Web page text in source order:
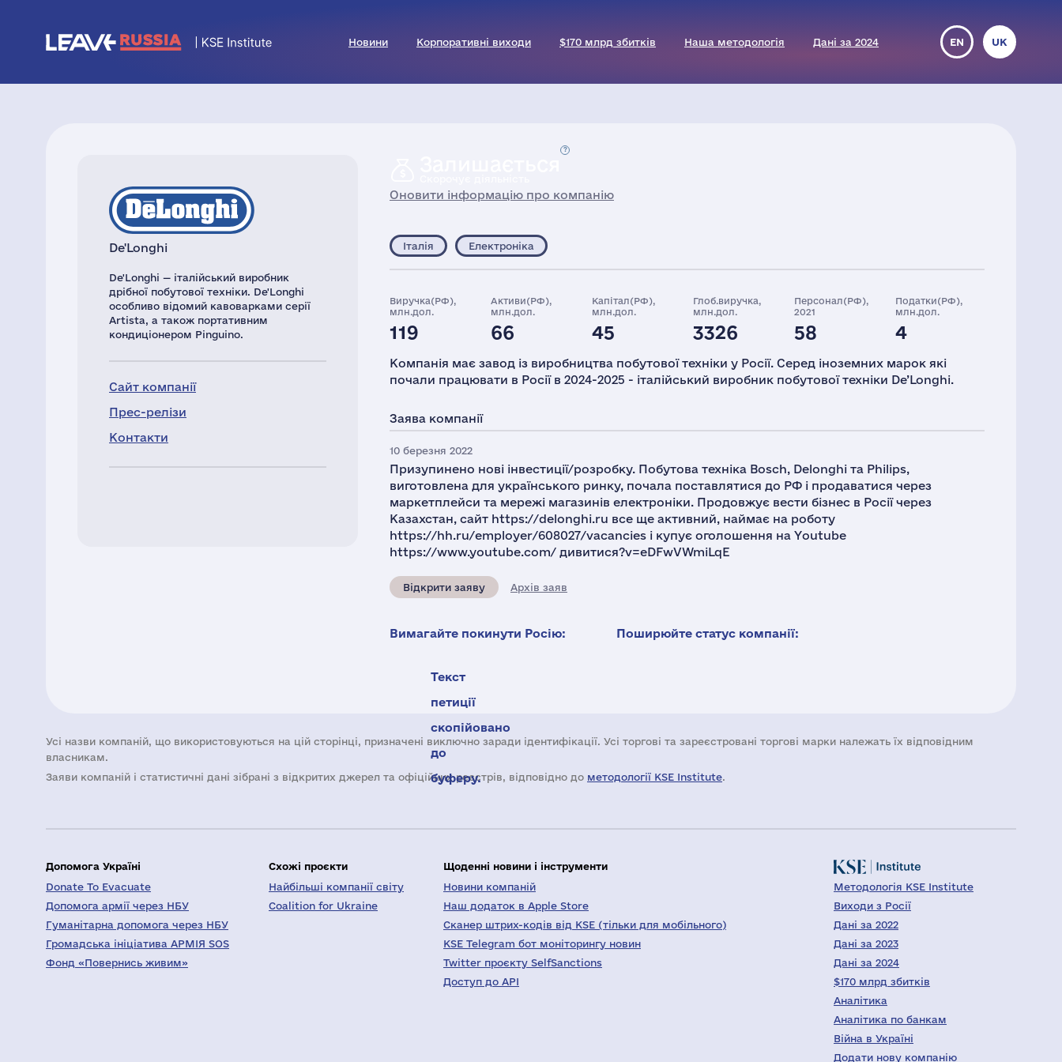
Новини Корпоративні виходи $170 млрд збитків Наша методологія Дані за 2024 EN UK
De'Longhi
De'Longhi — італійський виробник
дрібної побутової техніки. De'Longhi
особливо відомий кавоварками серії
Artista, а також портативним
кондиціонером Pinguino.
Сайт компанії
Прес-релізи
Контакти
Оновити інформацію про компанію
Італія Електроніка
Виручка(РФ),
млн.дол.
119
Активи(РФ),
млн.дол.
66
Капітал(РФ),
млн.дол.
45
Глоб.виручка,
млн.дол.
3326
Персонал(РФ),
2021
58
Податки(РФ),
млн.дол.
4
Компанія має завод із виробництва побутової техніки у Росії. Серед іноземних марок які
почали працювати в Росії в 2024-2025 - італійський виробник побутової техніки De’Longhi.
Заява компанії
10 березня 2022
Призупинено нові інвестиції/розробку. Побутова техніка Bosch, Delonghi та Philips,
виготовлена ​​для українського ринку, почала поставлятися до РФ і продаватися через
маркетплейси та мережі магазинів електроніки. Продовжує вести бізнес в Росії через
Казахстан, сайт https://delonghi.ru все ще активний, наймає на роботу
https://hh.ru/employer/608027/vacancies і купує оголошення на Youtube
https://www.youtube.com/ дивитися?v=eDFwVWmiLqE
Відкрити заяву Архів заяв
Вимагайте покинути Росію:
Текст
петиції
скопійовано
до
буферу.
Поширюйте статус компанії:
Усі назви компаній, що використовуються на цій сторінці, призначені виключно заради ідентифікації. Усі торгові та зареєстровані торгові марки належать їх відповідним
власникам.
Заяви компаній i статистичні дані зібрані з відкритих джерел та офіційних реєстрів, відповідно до методології KSE Institute.
Допомога Україні
Donate To Evacuate
Допомога армії через НБУ
Гуманітарна допомога через НБУ
Громадська ініціатива АРМІЯ SOS
Фонд «Повернись живим»
Схожі проєкти
Найбільші компанії світу
Coalition for Ukraine
Щоденні новини і інструменти
Новини компаній
Наш додаток в Apple Store
Сканер штрих-кодів від KSE (тільки для мобільного)
KSE Telegram бот моніторингу новин
Twitter проєкту SelfSanctions
Доступ до API
Методологія KSE Institute
Виходи з Росії
Дані за 2022
Дані за 2023
Дані за 2024
$170 млрд збитків
Аналітика
Аналітика по банкам
Війна в Україні
Додати нову компанію